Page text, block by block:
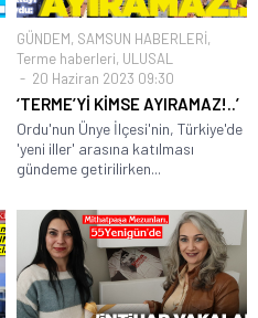
GÜNDEM, SAMSUN HABERLERİ,
Terme haberleri, ULUSAL
20 Haziran 2023 09:30
‘TERME’Yİ KİMSE AYIRAMAZ!..’
Ordu'nun Ünye İlçesi'nin, Türkiye'de
'yeni iller' arasına katılması
gündeme getirilirken...